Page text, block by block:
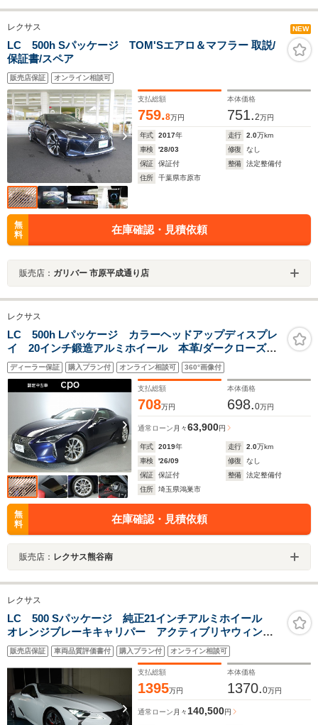
レクサス NEW
LC 500h Sパッケージ TOM'Sエアロ＆マフラー 取説/
保証書/スペア
販売店保証 オンライン相談可
支払総額
759.8万円
本体価格
751.2万円
年式 2017年 走行 2.0万km
車検
'28/03 修復
なし
保証
保証付 整備
法定整備付
住所
千葉県市原市
無
料
在庫確認・見積依頼
販売店： ガリバー 市原平成通り店
レクサス
LC 500h Lパッケージ カラーヘッドアップディスプレ
イ 20インチ鍛造アルミホイール 本革/ダークローズ
運転席・助手席シートヒーター・ベンチレーション機能
付
ディーラー保証 購入プラン付 オンライン相談可 360°画像付
支払総額
708万円
本体価格
698.0万円
通常ローン 月々63,900円
年式 2019年 走行 2.0万km
車検
'26/09 修復
なし
保証
保証付 整備
法定整備付
住所
埼玉県鴻巣市
無
料
在庫確認・見積依頼
販売店： レクサス熊谷南
レクサス
LC 500 Sパッケージ 純正21インチアルミホイール
オレンジブレーキキャリパー アクティブリヤウィン
グ ブラインドスポットモニター ヘッドアップディス
プレイ ステアリングヒーター シートヒーター ドラ
イブレコーダー ETC2.0
販売店保証 車両品質評価書付 購入プラン付 オンライン相談可
支払総額
1395万円
本体価格
1370.0万円
通常ローン 月々 140,500円